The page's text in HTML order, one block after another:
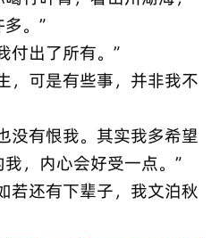
。”
付出了所有。”
，可是有些事，并非我不
没有恨我。其实我多希望
，内心会好受一点。”
若还有下辈子，我文泊秋